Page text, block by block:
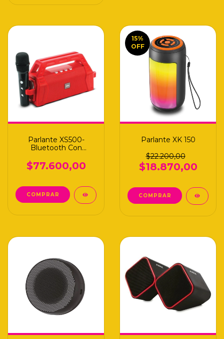
Parlante XS500-
Bluetooth Con
$77.600,00
15%
OFF
Parlante XK 150
$22.200,00
$18.870,00